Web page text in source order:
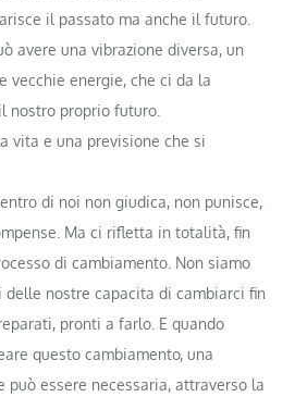
il passato ma anche il futuro.
avere una vibrazione diversa, un
vecchie energie, che ci da la
nostro proprio futuro.
vita e una previsione che si
di noi non giudica, non punisce,
Ma ci rifletta in totalità, fin
di cambiamento. Non siamo
delle nostre capacita di cambiarci fin
pronti a farlo. E quando
questo cambiamento, una
può essere necessaria, attraverso la